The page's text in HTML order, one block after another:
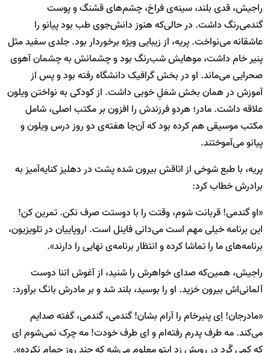
راجیش، قدی بلند، سینه‌‎ی فراخ، چشم‌های قشنگ و پوست
گندمی‌رنگ داشت. در حالی‌که هنوز دانش‌جوی طب بود پیانو را
عاشقانه می‌نواخت. پریه، از زیبایی ويژه برخوردار بود. جلدی سفید مثل
پنیر خام داشت، موهایش شب‌رنگ بود و چشمانش به چشمان آهوی
صحرایی می‌ماند. او در بخش گرافیک دانشگاه رفته بود و پس از
آموزش در همان بخش شغلِ خوبی داشت. از کودکی به نواختن ویلون
علاقه داشت. مادر؛ هردو فرزندش را افزون بر مکتب اصلی، شامل
مکتب موسیقی هم کرده بود که آن‌جا هفته‌ی دو روز درس ویلون و
پیانو می‌آموختند.
پریه، با طبع شوخی از اتاقش بیرون شده پشت در دهلیز کنایه‌آمیز به
برادرش خطاب کرد:
«او گندمی! قربانت شوم، وقتت را با دوستت صرف نکن. تمرین کن!
این برنامه خیلی مهم است می‌دانی فاینل است. اروپاییان در تلویزیون،
برنامه‌های ما را تماشا کرده و انتظار برنامه‌ی نهایی را دارند».
راجیش، همین‌که صدای خواهرش را شنید، از آغوش اننا دوست
آلمانی‌اش بیرون خزید. او را بوسید، بلند شد و بر مادرش بانگ برآورد:
«مادرجان! اِی پنیرخام را آرام بشان! گندمی، گندمی، گفته صدایم
می‌کند. مه طرف پدرم رفته‌ام و ای طرف خودت! مه چرک نمی‌شوم ای